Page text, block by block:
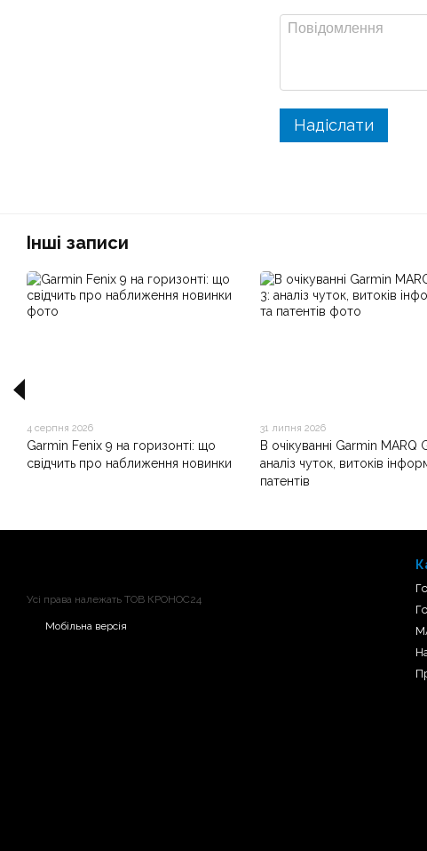
Надіслати
Інші записи
4 серпня 2026
Garmin Fenix 9 на горизонті: що
свідчить про наближення новинки
31 липня 2026
В очікуванні Garmin MARQ
аналіз чуток, витоків
патентів
Усі права належать ТОВ КРОНОС24
Мобільна версія